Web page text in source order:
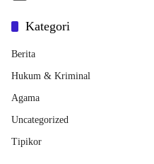
Kategori
Berita
Hukum & Kriminal
Agama
Uncategorized
Tipikor